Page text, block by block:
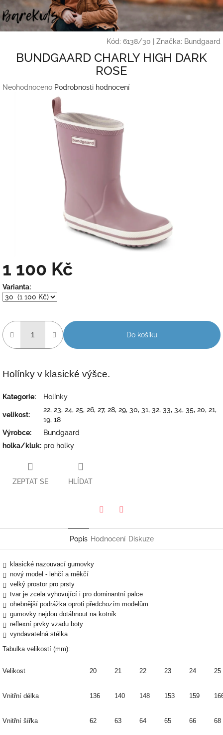
Přejít
na
obsah
Kód: 6138/30 Značka: Bundgaard
BUNDGAARD CHARLY HIGH DARK
ROSE
Průměrné
Neohodnoceno Podrobnosti hodnocení
1 100 Kč
Měrná
cena:
Varianta:
Do košíku
Holínky v klasické výšce.
Kategorie: Holínky
velikost:
22, 23, 24, 25, 26, 27, 28, 29, 30, 31, 32, 33, 34, 35, 20, 21,
19, 18
Výrobce:
Bundgaard
holka/kluk: pro holky
ZEPTAT SE HLÍDAT
Popis Hodnocení Diskuze
klasické nazouvací gumovky
nový model - lehčí a měkčí
velký prostor pro prsty
tvar je zcela vyhovující i pro dominantní palce
ohebnější podrážka oproti předchozím modelům
gumovky nejdou dotáhnout na kotník
reflexní prvky vzadu boty
vyndavatelná stélka
Tabulka velikostí (mm):
Velikost 20 21 22 23 24 25
Vnitřní délka 136 140 148 153 159
Vnitřní šířka 62 63 64 65 66 68